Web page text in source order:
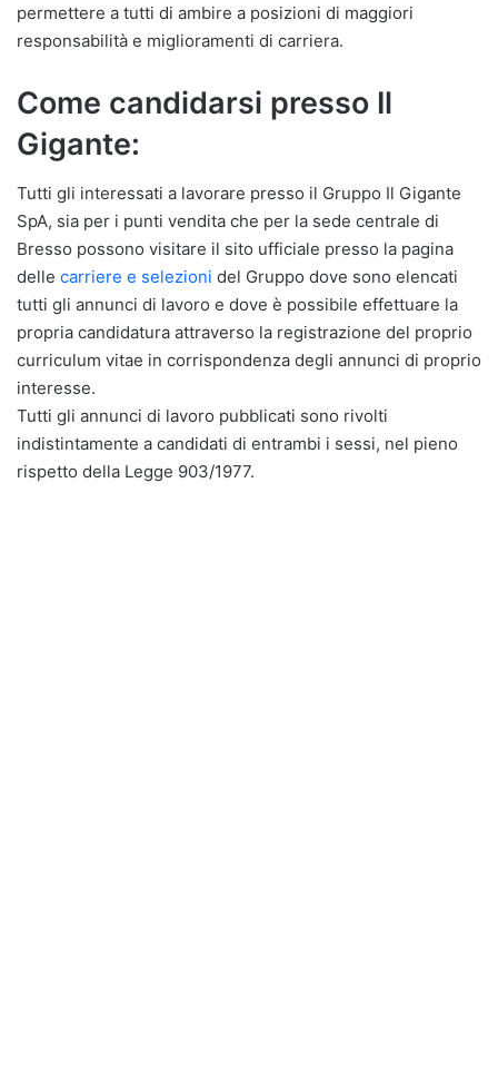
permettere a tutti di ambire a posizioni di maggiori
responsabilità e miglioramenti di carriera.
Come candidarsi presso Il
Gigante:
Tutti gli interessati a lavorare presso il Gruppo Il Gigante
SpA, sia per i punti vendita che per la sede centrale di
Bresso possono visitare il sito ufficiale presso la pagina
delle carriere e selezioni del Gruppo dove sono elencati
tutti gli annunci di lavoro e dove è possibile effettuare la
propria candidatura attraverso la registrazione del proprio
curriculum vitae in corrispondenza degli annunci di proprio
interesse.
Tutti gli annunci di lavoro pubblicati sono rivolti
indistintamente a candidati di entrambi i sessi, nel pieno
rispetto della Legge 903/1977.